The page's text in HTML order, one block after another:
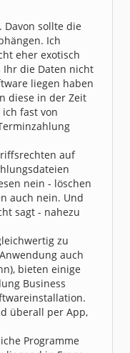
sollte die
Ich
eher exotisch
Ihr die Daten nicht
liegen haben
diese in der Zeit
fast von
auf
nein - löschen
auch nein. Und
sagt - nahezu
zu
auch
bieten einige
Business
überall per App,
Programme